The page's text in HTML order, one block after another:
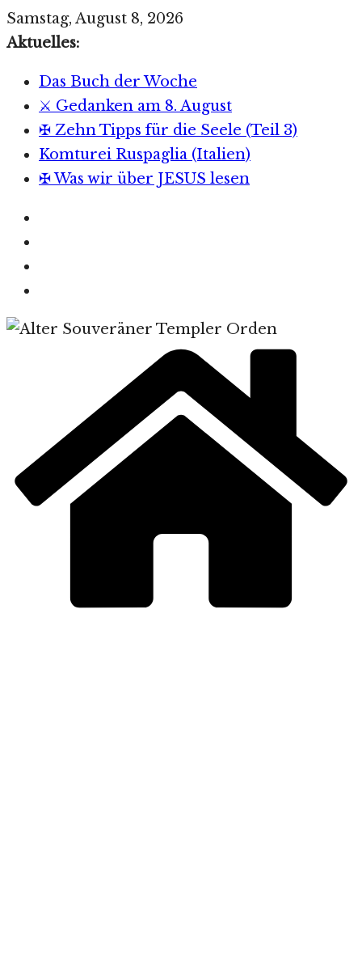
Zum
Inhalt
Samstag, August 8, 2026
Aktuelles:
Das Buch der Woche
⚔️ Gedanken am 8. August
✠ Zehn Tipps für die Seele (Teil 3)
Komturei Ruspaglia (Italien)
✠ Was wir über JESUS lesen